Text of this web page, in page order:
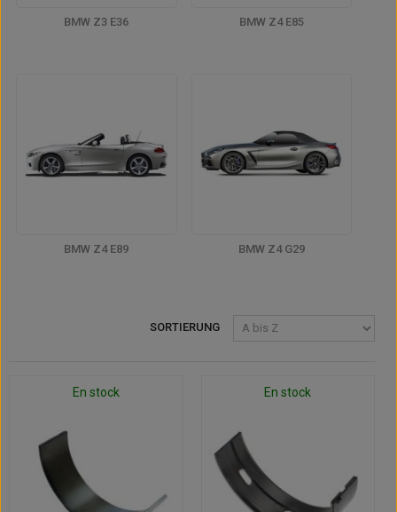
BMW Z3 E36 BMW Z4 E85
BMW Z4 E89 BMW Z4 G29
SORTIERUNG
En stock En stock